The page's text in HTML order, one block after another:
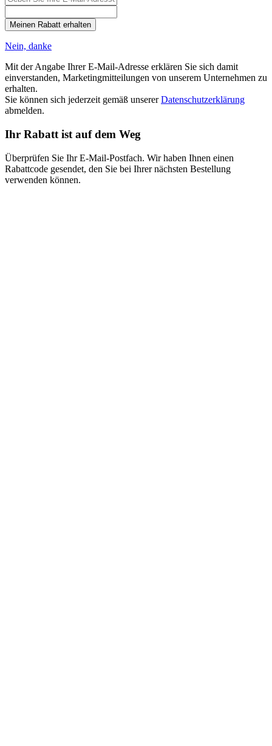
Meinen Rabatt erhalten
Nein, danke
Mit der Angabe Ihrer E-Mail-Adresse erklären Sie sich damit
einverstanden, Marketingmitteilungen von unserem Unternehmen zu
erhalten.
Sie können sich jederzeit gemäß unsererDatenschutzerklärung
abmelden.
Ihr Rabatt ist auf dem Weg
Überprüfen Sie Ihr E-Mail-Postfach. Wir haben Ihnen einen
Rabattcode gesendet, den Sie bei Ihrer nächsten Bestellung
verwenden können.